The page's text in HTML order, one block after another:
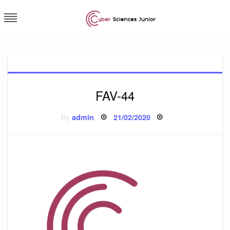
to
FAV-44
Byadmin Posted
21/02/2020